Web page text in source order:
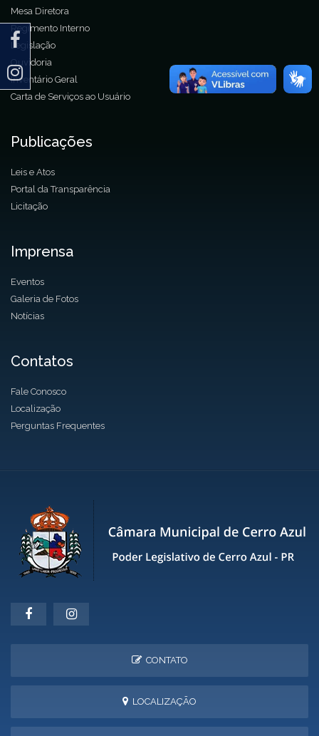
Mesa Diretora
Regimento Interno
Legislação
Ouvidoria
Inventário Geral
Carta de Serviços ao Usuário
Publicações
Leis e Atos
Portal da Transparência
Licitação
Imprensa
Eventos
Galeria de Fotos
Notícias
Contatos
Fale Conosco
Localização
Perguntas Frequentes
CONTATO
LOCALIZAÇÃO